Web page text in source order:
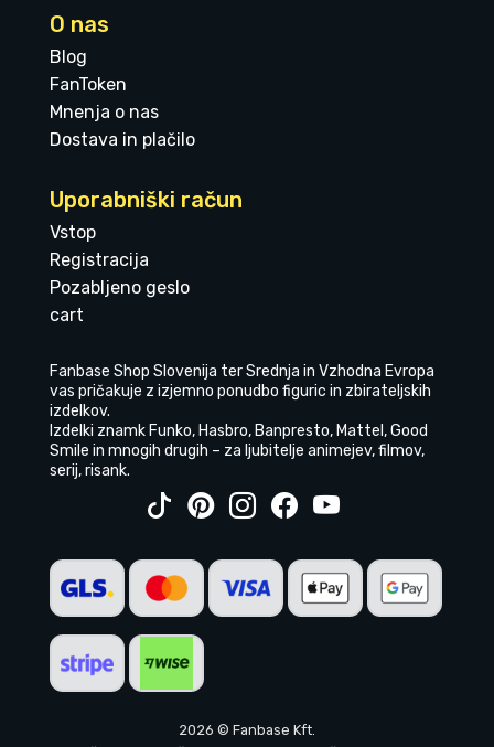
O nas
Blog
FanToken
Mnenja o nas
Dostava in plačilo
Uporabniški račun
Vstop
Registracija
Pozabljeno geslo
cart
Fanbase Shop Slovenija ter Srednja in Vzhodna Evropa
vas pričakuje z izjemno ponudbo figuric in zbirateljskih
izdelkov.
Izdelki znamk Funko, Hasbro, Banpresto, Mattel, Good
Smile in mnogih drugih – za ljubitelje animejev, filmov,
serij, risank.
2026 © Fanbase Kft.